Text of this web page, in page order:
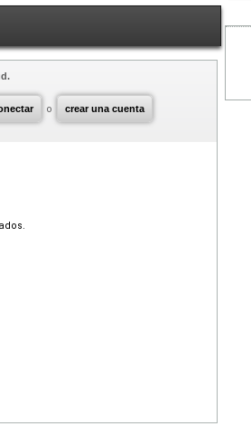
o crear una cuenta